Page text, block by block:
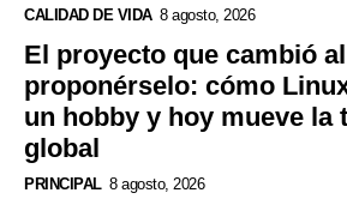
CALIDAD DE VIDA 8 agosto, 2026
El proyecto que cambió
proponérselo: cómo
un hobby y hoy mueve la
global
PRINCIPAL 8 agosto, 2026